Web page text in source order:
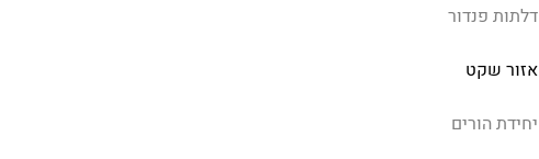
דלתות פנדור
אזור שקט
יחידת הורים